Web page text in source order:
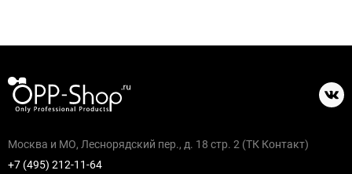
Москва и МО, Леснорядский пер., д. 18 стр. 2 (ТК Контакт)
+7 (495) 212-11-64